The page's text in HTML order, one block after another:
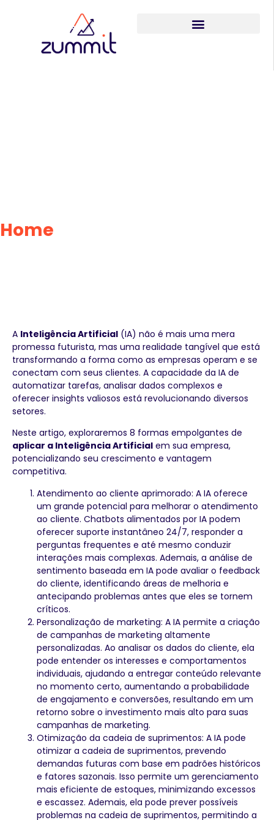
Home
A Inteligência Artificial (IA) não é mais uma mera
promessa futurista, mas uma realidade tangível que está
transformando a forma como as empresas operam e se
conectam com seus clientes. A capacidade da IA de
automatizar tarefas, analisar dados complexos e
oferecer insights valiosos está revolucionando diversos
setores.
Neste artigo, exploraremos 8 formas empolgantes de
aplicar a Inteligência Artificial em sua empresa,
potencializando seu crescimento e vantagem
competitiva.
Atendimento ao cliente aprimorado: A IA oferece
um grande potencial para melhorar o atendimento
ao cliente. Chatbots alimentados por IA podem
oferecer suporte instantâneo 24/7, responder a
perguntas frequentes e até mesmo conduzir
interações mais complexas. Ademais, a análise de
sentimento baseada em IA pode avaliar o feedback
do cliente, identificando áreas de melhoria e
antecipando problemas antes que eles se tornem
críticos.
Personalização de marketing: A IA permite a criação
de campanhas de marketing altamente
personalizadas. Ao analisar os dados do cliente, ela
pode entender os interesses e comportamentos
individuais, ajudando a entregar conteúdo relevante
no momento certo, aumentando a probabilidade
de engajamento e conversões, resultando em um
retorno sobre o investimento mais alto para suas
campanhas de marketing.
Otimização da cadeia de suprimentos: A IA pode
otimizar a cadeia de suprimentos, prevendo
demandas futuras com base em padrões históricos
e fatores sazonais. Isso permite um gerenciamento
mais eficiente de estoques, minimizando excessos
e escassez. Ademais, ela pode prever possíveis
problemas na cadeia de suprimentos, permitindo a